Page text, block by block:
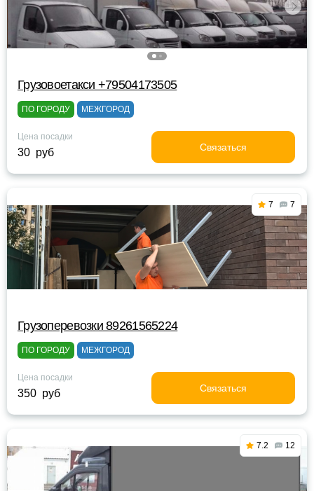
Грузовоетакси +79504173505
ПО ГОРОДУ МЕЖГОРОД
Цена посадки
30 руб Связаться
7 7
Грузоперевозки 89261565224
ПО ГОРОДУ МЕЖГОРОД
Цена посадки
350 руб Связаться
7.2 12